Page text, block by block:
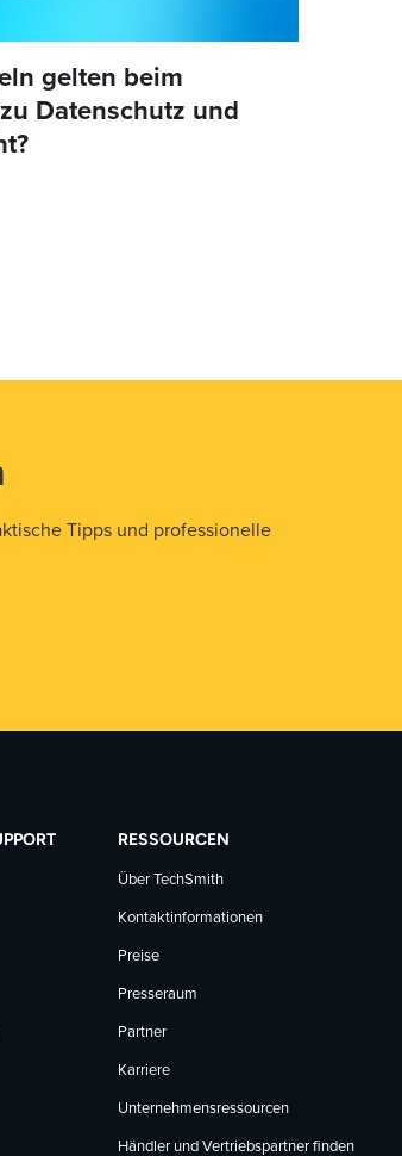
gelten beim
Datenschutz und
Tipps und professionelle
RESSOURCEN
Über TechSmith
Kontaktinformationen
Preise
Presseraum
Partner
Karriere
Unternehmensressourcen
Händler und Vertriebspartner finden